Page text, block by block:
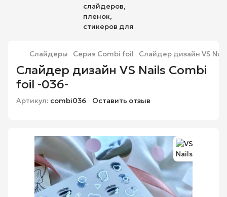
Слайдеры Серия Combi foil Слайдер дизайн VS
Слайдер дизайн VS Nails Combi
foil -036-
Артикул: combi036 Оставить отзыв